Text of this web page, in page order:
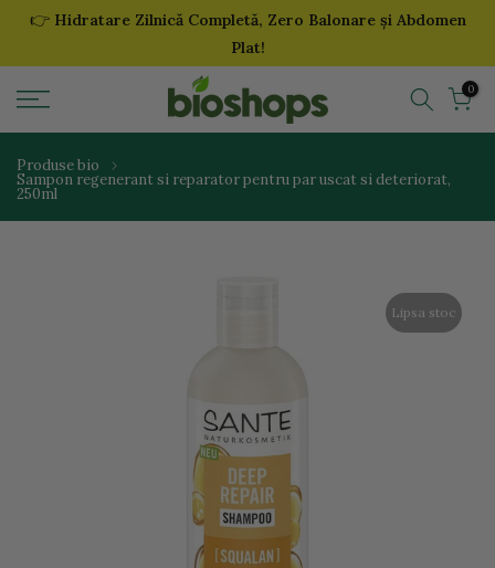
Sari
👉 Hidratare Zilnică Completă, Zero Balonare și Abdomen
Plat!
0
Produse bio
Sampon regenerant si reparator pentru par uscat si deteriorat,
250ml
Lipsa stoc